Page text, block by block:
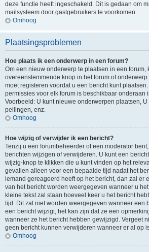
deze functie heeft ingeschakeld. Dit is gedaan om
mailsysteem door gastgebruikers te voorkomen.
Omhoog
Plaatsingsproblemen
Hoe plaats ik een onderwerp in een forum?
Om een nieuw onderwerp te plaatsen in een forum,
overeenstemmende knop in het forum of
moet registeren voordat u een bericht kunt
permissies voor elk forum is beschikbaar onderaan
Voorbeeld: U kunt nieuwe onderwerpen plaatsen, U
peilingen, enz.
Omhoog
Hoe wijzig of verwijder ik een bericht?
Tenzij u een forumbeheerder of een moderator
berichten wijzigen of verwijderen. U kunt een
wijzig-knop te klikken die u kunt vinden op het
gevallen alleen voor een bepaalde tijd nadat het
iemand gereageerd heeft op het bericht, dan zal er
van het bericht worden weergegeven wanneer u
kleine tekst zal staan hoeveel keer u het bericht
tijd. Dit zal niet worden weergegeven wanneer een
een bericht wijzigt, het kan zijn dat ze een
wanneer ze het bericht hebben gewijzigd. Vergeet
geen bericht kunnen verwijderen wanneer er al op
Omhoog